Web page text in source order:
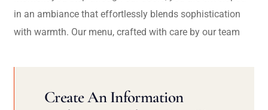
in an ambiance that effortlessly blends sophistication
with warmth. Our menu, crafted with care by our team
Create An Information